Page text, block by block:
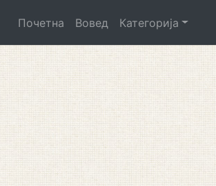
Почетна Вовед Категорија